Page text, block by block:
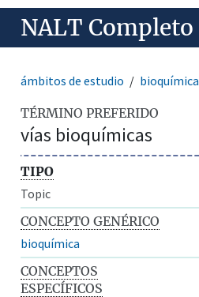
NALT Completo
ámbitos de estudio bioquímica
TÉRMINO PREFERIDO
vías bioquímicas
TIPO
Topic
CONCEPTO GENÉRICO
bioquímica
CONCEPTOS
ESPECÍFICOS